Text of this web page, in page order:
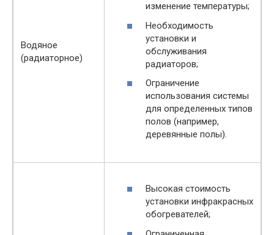
Водяное
(радиаторное)
изменение температуры;
Необходимость
установки и
обслуживания
радиаторов;
Ограничение
использования системы
для определенных типов
полов (например,
деревянные полы).
Высокая стоимость
установки инфракрасных
обогревателей;